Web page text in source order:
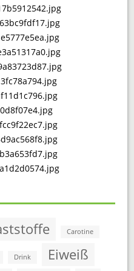
Carotine
Drink Eiweiß